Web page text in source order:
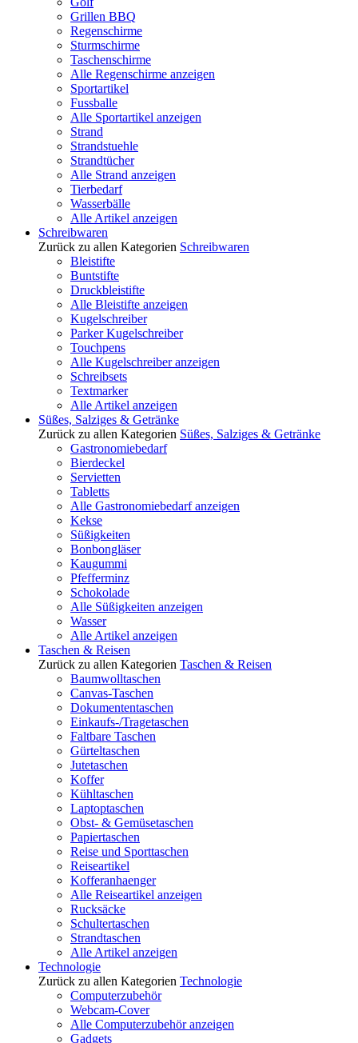
Grillen BBQ
Regenschirme
Sturmschirme
Taschenschirme
Alle Regenschirme anzeigen
Sportartikel
Fussballe
Alle Sportartikel anzeigen
Strand
Strandstuehle
Strandtücher
Alle Strand anzeigen
Tierbedarf
Wasserbälle
Alle Artikel anzeigen
Schreibwaren
Zurück zu allen Kategorien Schreibwaren
Bleistifte
Buntstifte
Druckbleistifte
Alle Bleistifte anzeigen
Kugelschreiber
Parker Kugelschreiber
Touchpens
Alle Kugelschreiber anzeigen
Schreibsets
Textmarker
Alle Artikel anzeigen
Süßes, Salziges & Getränke
Zurück zu allen Kategorien Süßes, Salziges & Getränke
Gastronomiebedarf
Bierdeckel
Servietten
Tabletts
Alle Gastronomiebedarf anzeigen
Kekse
Süßigkeiten
Bonbongläser
Kaugummi
Pfefferminz
Schokolade
Alle Süßigkeiten anzeigen
Wasser
Alle Artikel anzeigen
Taschen & Reisen
Zurück zu allen Kategorien Taschen & Reisen
Baumwolltaschen
Canvas-Taschen
Dokumententaschen
Einkaufs-/Tragetaschen
Faltbare Taschen
Gürteltaschen
Jutetaschen
Koffer
Kühltaschen
Laptoptaschen
Obst- & Gemüsetaschen
Papiertaschen
Reise und Sporttaschen
Reiseartikel
Kofferanhaenger
Alle Reiseartikel anzeigen
Rucksäcke
Schultertaschen
Strandtaschen
Alle Artikel anzeigen
Technologie
Zurück zu allen Kategorien Technologie
Computerzubehör
Webcam-Cover
Alle Computerzubehör anzeigen
Gadgets